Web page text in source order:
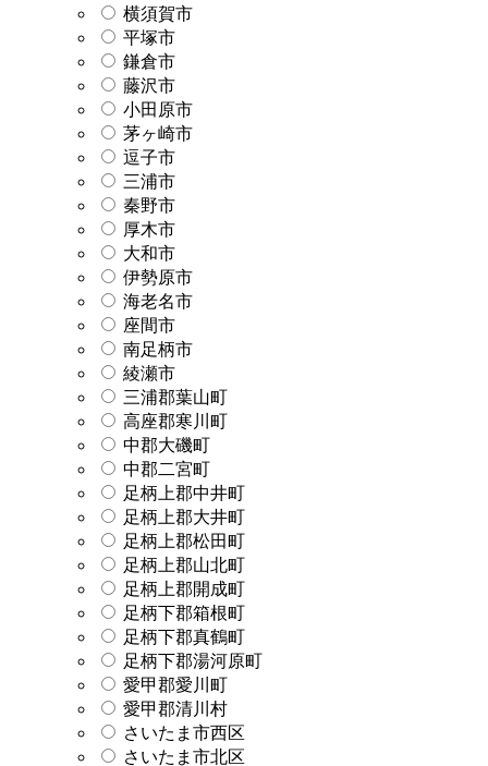
横須賀市
平塚市
鎌倉市
藤沢市
小田原市
茅ヶ崎市
逗子市
三浦市
秦野市
厚木市
大和市
伊勢原市
海老名市
座間市
南足柄市
綾瀬市
三浦郡葉山町
高座郡寒川町
中郡大磯町
中郡二宮町
足柄上郡中井町
足柄上郡大井町
足柄上郡松田町
足柄上郡山北町
足柄上郡開成町
足柄下郡箱根町
足柄下郡真鶴町
足柄下郡湯河原町
愛甲郡愛川町
愛甲郡清川村
さいたま市西区
さいたま市北区